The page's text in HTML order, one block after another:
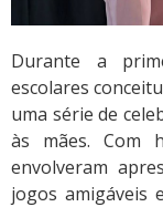
Durante a
escolares
uma série de
às mães. Com
envolveram
jogos amigáveis